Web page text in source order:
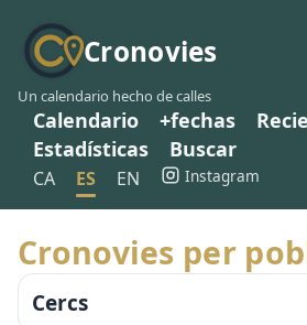
Cronovies
Un calendario hecho de calles
Calendario +fechas
Estadísticas
Buscar
CA ES EN Instagram
Cronovies per
Cercs